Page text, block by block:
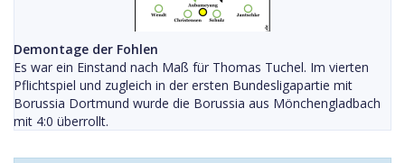
Demontage der Fohlen
Es war ein Einstand nach Maß für Thomas Tuchel. Im vierten
Pflichtspiel und zugleich in der ersten Bundesligapartie mit
Borussia Dortmund wurde die Borussia aus Mönchengladbach
mit 4:0 überrollt.